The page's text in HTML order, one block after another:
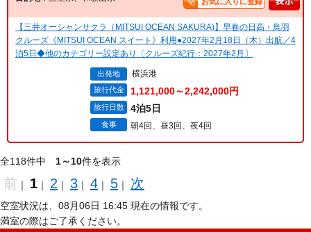
【三井オーシャンサクラ（MITSUI OCEAN SAKURA)】早春の日高・鳥羽
クルーズ《MITSUI OCEAN スイート》利用●2027年2月18日（木）出航／4
泊5日◆他のカテゴリー設定あり〔クルーズ紀行：2027年2月〕
出発地 横浜港
旅行代金 1,121,000～2,242,000円
旅行日数 4泊5日
食事 朝4回、昼3回、夜4回
全118件中 1～10件を表示
前 ｜ 1 ｜ 2 ｜ 3 ｜ 4 ｜ 5 ｜ 次
空室状況は、08月06日 16:45 現在の情報です。
満室の際はご了承ください。